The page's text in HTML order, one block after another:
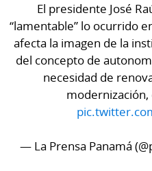
El presidente José
“lamentable” lo ocurrido
afecta la imagen de la
del concepto de
necesidad de
— La Prensa Panamá